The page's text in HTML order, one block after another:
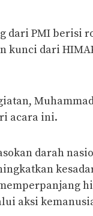
dari PMI berisi
dari
acara ini.
darah
aksi